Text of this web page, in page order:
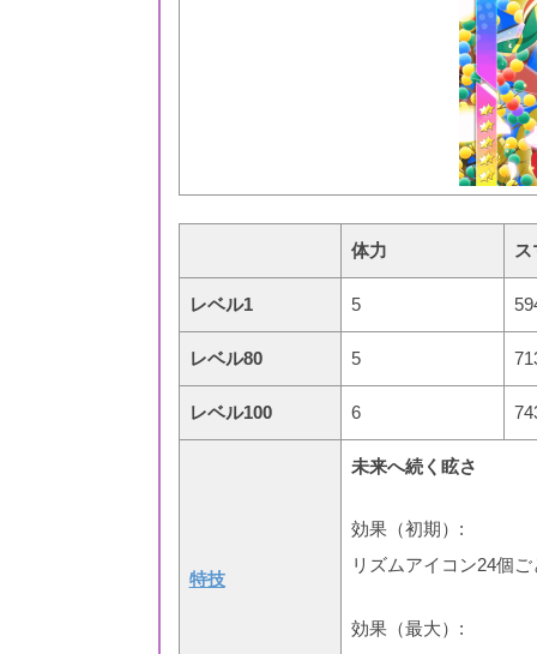
体力
レベル1 5
レベル80 5
レベル100 6
特技
未来へ続く眩さ
効果（初期）:
リズムアイコン24個
効果（最大）: